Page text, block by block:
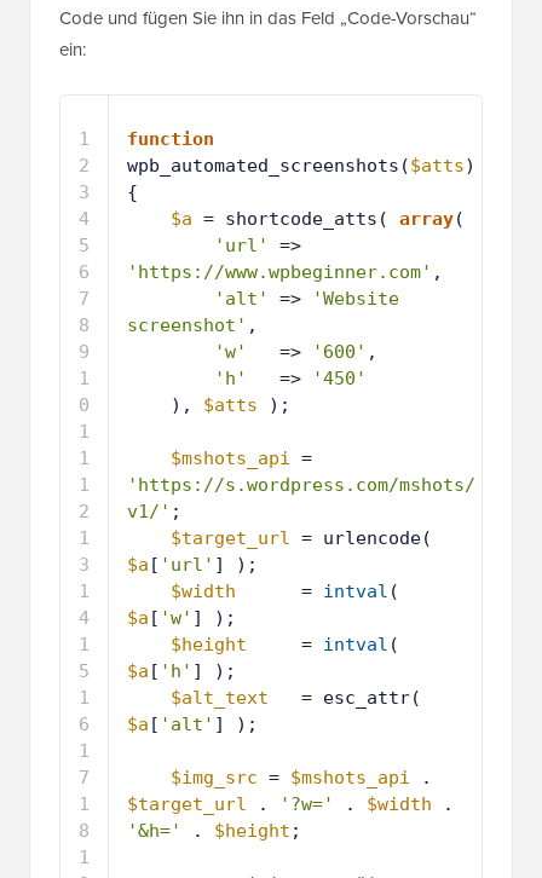
Code und fügen Sie ihn in das Feld „Code-Vorschau“
ein:
1
2
3
4
5
6
7
8
9
1
0
1
1
1
2
1
3
1
4
1
5
1
function
wpb_automated_screenshots($atts)
{
$a = shortcode_atts( array(
'url'
'https://www.wpbeginner.com' ,
'alt'
=>
'Website
screenshot' ,
'w'
=> '600' ,
'h'
=>
'450'
), $atts );
$mshots_api
'https://s.wordpress.com/mshots/
v1/' ;
$target_url
$a [ 'url' ] );
$width
= intval
$a [ 'w' ] );
$height
= intval
$a [ 'h' ] );
$alt_text
$a [ 'alt' ] );
$img_src = $mshots_api
$target_url
. '?w=' . $width
'&h='
. $height ;